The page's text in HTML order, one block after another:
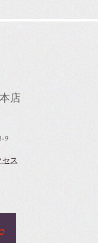
店
9
セス